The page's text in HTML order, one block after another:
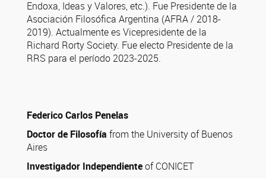
Endoxa, Ideas y Valores, etc.). Fue Presidente de la
Asociación Filosófica Argentina (AFRA / 2018-
2019). Actualmente es Vicepresidente de la
Richard Rorty Society. Fue electo Presidente de la
RRS para el período 2023-2025.
Federico Carlos Penelas
Doctor de Filosofía from the University of Buenos
Aires
Investigador Independienteof CONICET